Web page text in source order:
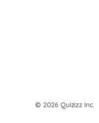
© 2026 Quizizz Inc.